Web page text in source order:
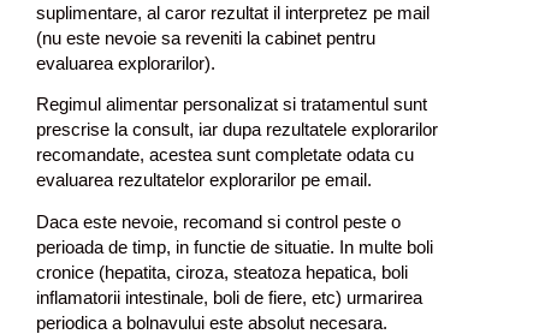
suplimentare, al caror rezultat il interpretez pe mail
(nu este nevoie sa reveniti la cabinet pentru
evaluarea explorarilor).
Regimul alimentar personalizat si tratamentul sunt
prescrise la consult, iar dupa rezultatele explorarilor
recomandate, acestea sunt completate odata cu
evaluarea rezultatelor explorarilor pe email.
Daca este nevoie, recomand si control peste o
perioada de timp, in functie de situatie. In multe boli
cronice (hepatita, ciroza, steatoza hepatica, boli
inflamatorii intestinale, boli de fiere, etc) urmarirea
periodica a bolnavului este absolut necesara.